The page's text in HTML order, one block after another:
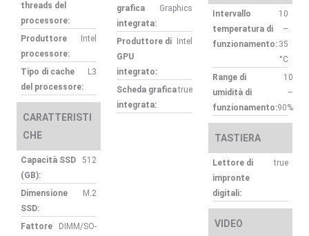
threads del
processore:
Produttore
processore:
Intel
Tipo di cache
del processore:
L3
CARATTERISTI
CHE
Capacità SSD
(GB):
512
Dimensione
SSD:
M.2
Fattore
DIMM/SO-
grafica
integrata:
Graphics
Produttore di
GPU
integrato:
Intel
Scheda grafica
integrata:
true
Intervallo
temperatura di
funzionamento:
10
–
35
°C
Range di
umidità di
funzionamento:
10
–
90%
TASTIERA
Lettore di
impronte
digitali:
true
VIDEO